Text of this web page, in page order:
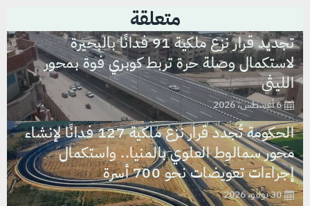
متعلقة
تجديد قرار نزع ملكية 91 فدانًا بالبحيرة
لاستكمال وصلة حرة تربط كوبري فوة بمحور
الليثي
6 أغسطس، 2026
الحكومة تُجدد قرار نزع ملكية 127 فدانًا لإنشاء
محور سمالوط العلوي بالمنيا.. واستكمال
إجراءات تعويضات نحو 700 أسرة
30 يوليو، 2026